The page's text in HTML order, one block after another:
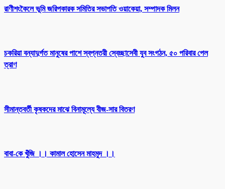
রাণীশংকৈলে ভূমি জরিপকারক সমিতির সভাপতি ওয়াকেয়া, সম্পাদক মিলন
চকরিয়া বন্যাদুর্গত মানুষের পাশে স্বপ্নতরী স্বেচ্ছাসেবী যুব সংগঠন, ৫০ পরিবার পেল
ত্রাণ
সীমান্তবর্তী কৃষকদের মাঝে বিনামূল্যে বীজ-সার বিতরণ
বাবা-কে খুঁজি ।। কামাল হোসেন মাহমুদ ।।